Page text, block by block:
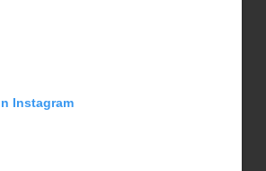
Instagram